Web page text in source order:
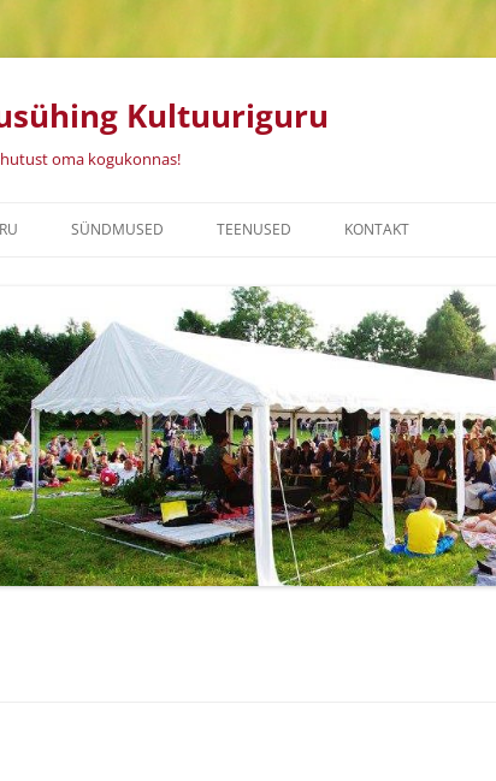
Kultuuriguru
oma kogukonnas!
sisu
ARUANDED
SÜNDMUSED
MEELELAHUTUSLIKE
MÄLUMÄNGUDE SARI
TEENUSED
TELKIDE RENT
JÕULUVANA ALBERT
ANSAMBEL JUPITER
KONTSERT- JA STUUDIOTEHNIKA
KONTAKT